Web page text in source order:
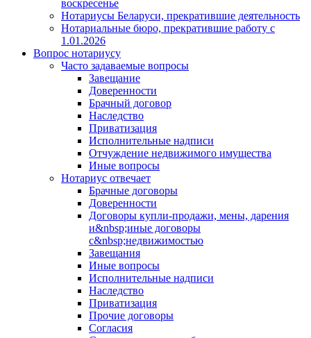
воскресенье
Нотариусы Беларуси, прекратившие деятельность
Нотариальные бюро, прекратившие работу с
1.01.2026
Вопрос нотариусу
Часто задаваемые вопросы
Завещание
Доверенности
Брачный договор
Наследство
Приватизация
Исполнительные надписи
Отчуждение недвижимого имущества
Иные вопросы
Нотариус отвечает
Брачные договоры
Доверенности
Договоры купли-продажи, мены, дарения
и&nbsp;иные договоры
с&nbsp;недвижимостью
Завещания
Иные вопросы
Исполнительные надписи
Наследство
Приватизация
Прочие договоры
Согласия